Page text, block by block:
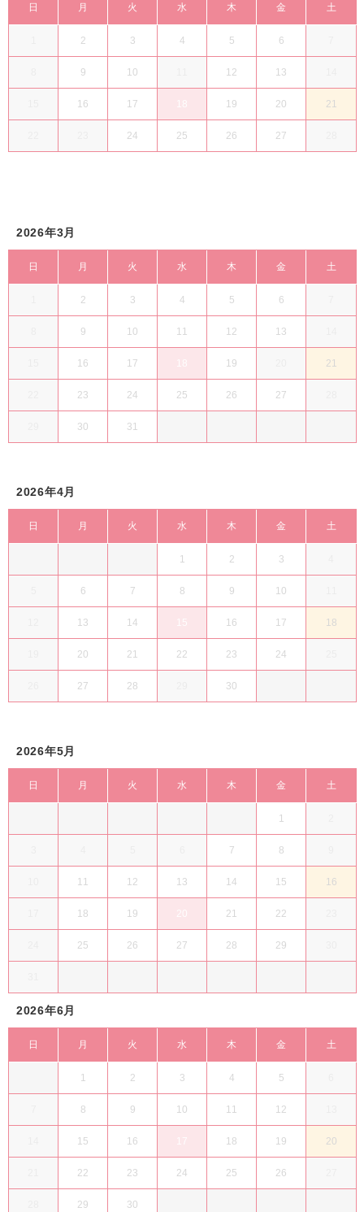
日 月 火 水 木 金 土
2 3 4 5 6
9 10 12 13
16 17 18 19 20 21
24 25 26 27
2026年3月
日 月 火 水 木 金 土
2 3 4 5 6
9 10 11 12 13
16 17 18 19 21
23 24 25 26 27
30 31
2026年4月
日 月 火 水 木 金 土
1 2 3
6 7 8 9 10
13 14 15 16 17 18
20 21 22 23 24
27 28 30
2026年5月
日 月 火 水 木 金 土
1
7 8
11 12 13 14 15 16
18 19 21 22
25 26 27 28 29
2026年6月
日 月 火 水 木 金 土
1 2 3 4 5
8 9 10 11 12
15 16 17 18 19 20
22 23 24 25 26
29 30